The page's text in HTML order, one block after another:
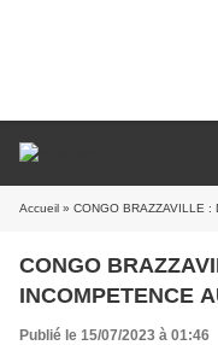
Accueil » CONGO BRAZZAVILLE :
CONGO
INCOMPETENCE
Publié le 15/07/2023 à 01:46